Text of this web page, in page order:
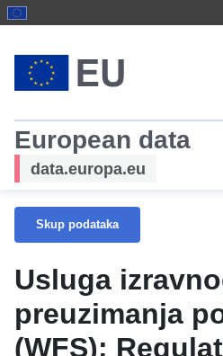
European data
data.europa.eu
Skup podataka
Usluga
preuzimanja
(WFS):